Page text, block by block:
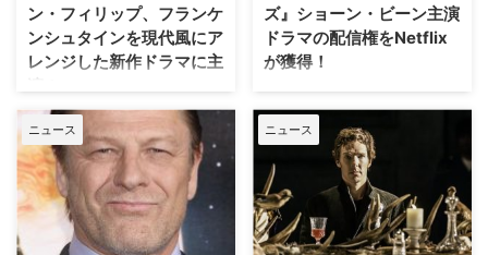
監督・脚本を務めるNetflix映画
『フランケンシュタイン』。小説
家メアリー・シェリーの名著で今
もなおあらゆる創作物に強く影響
化だ。デル・トロによって、生と
…
ン・フィリップ、フランケ
ンシュタインを現代風にア
レンジした新作ドラマに主
演！
映画『ザ・シューター／極大射
程』のドラマ版となる『ザ・シュ
ーター』に主演したライアン・フ
ィリップが、米CBSのフランケン
シュタインを現代風にアレンジし
た新作ドラマ『Alive（原題）』
に主演することがわかった。米
ズ』ショーン・ビーン主演
ドラマの配信権をNetflix
が獲得！
七王国が玉座をめぐり熾烈な戦い
を繰り広げる大河ファンタジー
『ゲーム・オブ・スローンズ』
で、ネッド・スタークを演じたシ
ョーン・ビーン。彼が主演する英
ミステリードラマ『The
Frankenstein Chronicles（原
題）』の配信権を、Netflixが獲得
ニュース ニュース